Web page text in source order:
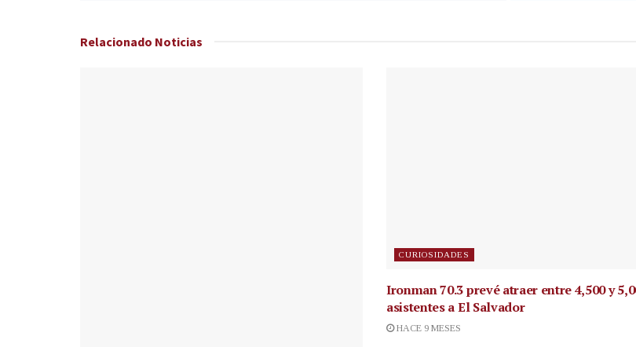
Relacionado Noticias
CURIOSIDADES
Ironman 70.3 prevé atraer entre 4,500 y
asistentes a El Salvador
HACE 9 MESES